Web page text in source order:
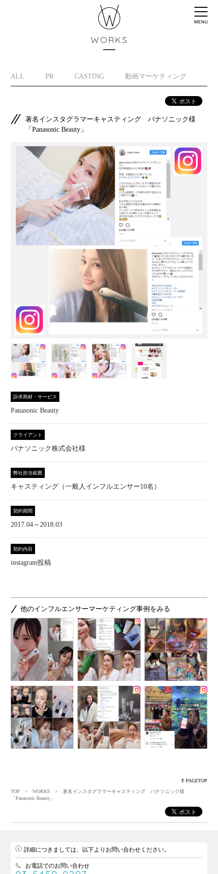
WORKS
ALL PR CASTING 動画マーケティング
著名インスタグラマーキャスティング パナソニック様
「Panasonic Beauty」
訴求商材・サービス
Panasonic Beauty
クライアント
パナソニック株式会社様
弊社担当範囲
キャスティング（一般人インフルエンサー10名）
契約期間
2017.04～2018.03
契約内容
instagram投稿
他のインフルエンサーマーケティング事例をみる
PAGETOP
TOP
>WORKS
> 著名インスタグラマーキャスティング パナソニック様
「Panasonic Beauty」
詳細につきましては、以下よりお問い合わせください。
お電話でのお問い合わせ